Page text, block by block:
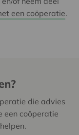
een coöperatie.
die advies
een coöperatie